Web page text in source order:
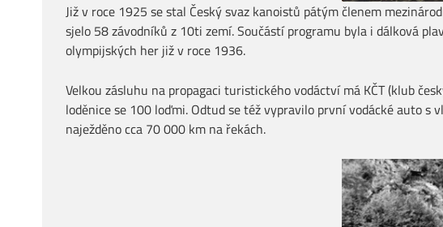
Již v roce 1925 se stal Český svaz kanoistů pátým členem
sjelo 58 závodníků z 10ti zemí. Součástí programu byla i dálková
olympijských her již v roce 1936.
Velkou zásluhu na propagaci turistického vodáctví má KČT (klub
loděnice se 100 loďmi. Odtud se též vypravilo první vodácké auto s
naježděno cca 70 000 km na řekách.